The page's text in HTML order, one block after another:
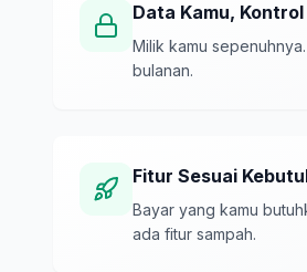
Data Kamu, Kontrol
Milik kamu
bulanan.
Fitur Sesuai
Bayar yang kamu
ada fitur sampah.